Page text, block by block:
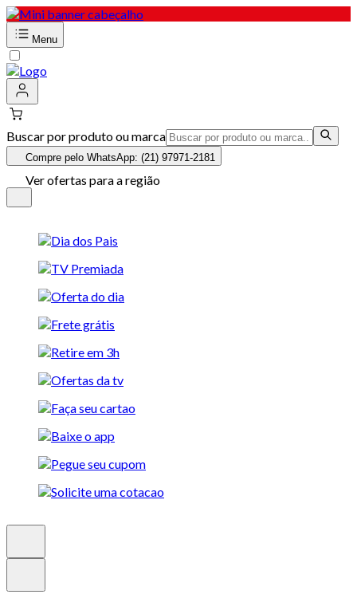
Menu
Buscar por produto ou marca
Compre pelo WhatsApp: (21) 97971-2181
Ver ofertas para a região